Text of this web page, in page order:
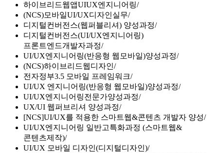
하이브리드웹앱UIUX엔지니어링
(NCS)모바일UI/UX디자인실무
디지털컨버전스(웹퍼블리셔) 양성과정
디지털컨버전스(UI/UX엔지니어링)
프론트엔드개발자과정
UI/UX엔지니어링(반응형 웹모바일)양성과정
(NCS)하이브리드웹디자인
전자정부3.5 모바일 프레임워크
UI/UX 엔지니어링(반응형 웹모바일)양성과정
UI/UX엔지니어링전문가양성과정
UX/UI 웹퍼브리셔 양성과정
[NCS]UI/UX를 적용한 스마트웹&콘텐츠 개발자 양성
UI/UX엔지니어링 일반고특화과정 (스마트웹&
콘텐츠제작)
UI/UX 모바일 디자인(디지털디자인)